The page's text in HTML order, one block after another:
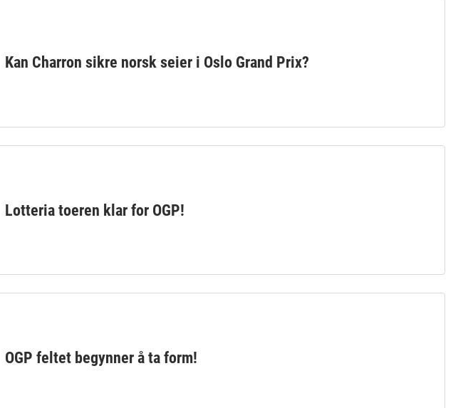
Kan Charron sikre norsk seier i Oslo Grand Prix?
Lotteria toeren klar for OGP!
OGP feltet begynner å ta form!